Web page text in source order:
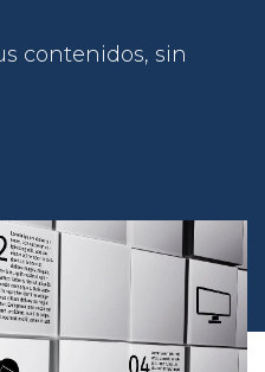
contenidos, sin